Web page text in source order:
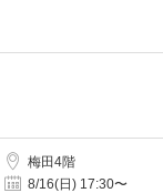
梅田4階
8/16(日) 17:30〜